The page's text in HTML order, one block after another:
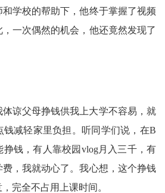
学校的帮助下，他终于掌握了视频
一次偶然的机会，他还竟然发现了
谅父母挣钱供我上大学不容易，就
减轻家里负担。听同学们说，在B
钱，有人靠校园vlog月入三千，有
费，我就动心了。我心想，这个挣钱
完全不占用上课时间。